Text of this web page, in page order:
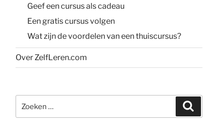
Geef een cursus als cadeau
Een gratis cursus volgen
Wat zijn de voordelen van een thuiscursus?
Over ZelfLeren.com
naar: